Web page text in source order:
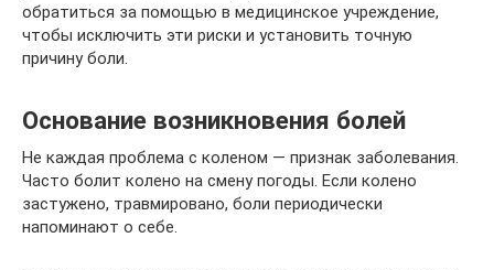
обратиться за помощью в медицинское учреждение,
чтобы исключить эти риски и установить точную
причину боли.
Основание возникновения болей
Не каждая проблема с коленом — признак заболевания.
Часто болит колено на смену погоды. Если колено
застужено, травмировано, боли периодически
напоминают о себе.